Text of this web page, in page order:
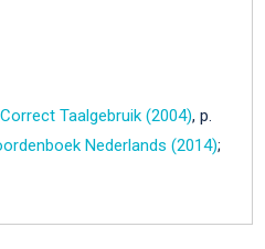
Taalgebruik (2004), p.
Nederlands (2014);